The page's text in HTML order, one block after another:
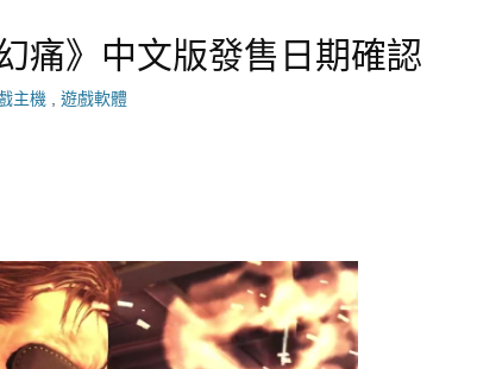
痛》中文版發售日期確認
主機 遊戲軟體